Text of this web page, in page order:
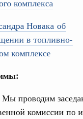
комплекса
Новака об
в топливно-
комплексе
Мы проводим
комиссии по
под
«Инфраструктура
200
для